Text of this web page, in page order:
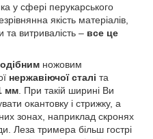
у сфері перукарського
якість матеріалів,
витривалість – все це
ножовим
нержавіючої сталі та
мм . При такій ширині Ви
окантовку і стрижку, а
зонах, наприклад скронях
Леза тримера більш гострі